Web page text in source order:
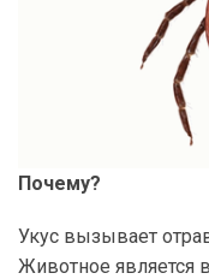
Почему?
Укус вызывает
Животное является